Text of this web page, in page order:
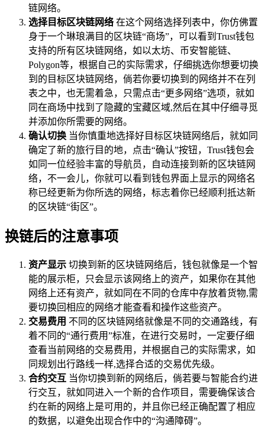
链网络。
选择目标区块链网络 在这个网络选择列表中，你仿佛置
身于一个琳琅满目的区块链“商场”，可以看到Trust钱包
支持的所有区块链网络，如以太坊、币安智能链、
Polygon等，根据自己的实际需求，仔细挑选你想要切换
到的目标区块链网络，倘若你要切换到的网络并不在列
表之中，也无需着急，只需点击“更多网络”选项，就如
同在商场中找到了隐藏的宝藏区域,然后在其中仔细寻觅
并添加你所需要的网络。
确认切换 当你慎重地选择好目标区块链网络后，就如同
确定了新的旅行目的地，点击“确认”按钮，Trust钱包会
如同一位经验丰富的导航员，自动连接到新的区块链网
络，不一会儿，你就可以看到钱包界面上显示的网络名
称已经更新为你所选的网络，标志着你已经顺利抵达新
的区块链“街区”。
换链后的注意事项
资产显示 切换到新的区块链网络后，钱包就像是一个智
能的展示柜，只会显示该网络上的资产，如果你在其他
网络上还有资产，就如同在不同的仓库中存放着货物,需
要切换回相应的网络才能查看和操作这些资产。
交易费用 不同的区块链网络就像是不同的交通路线，有
着不同的“通行费用”标准，在进行交易时，一定要仔细
查看当前网络的交易费用，并根据自己的实际需求，如
同规划出行路线一样,选择合适的交易优先级。
合约交互 当你切换到新的网络后，倘若要与智能合约进
行交互，就如同进入一个新的合作项目，需要确保该合
约在新的网络上是可用的，并且你已经正确配置了相应
的数据，以避免出现合作中的“沟通障碍”。